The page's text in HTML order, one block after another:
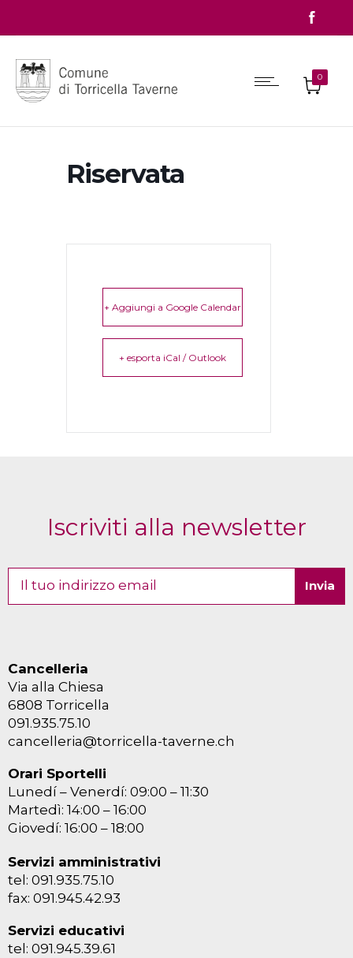
0
Riservata
+ Aggiungi a Google Calendar
+ esporta iCal / Outlook
Iscriviti alla newsletter
Cancelleria
Via alla Chiesa
6808 Torricella
091.935.75.10
cancelleria@torricella-taverne.ch
Orari Sportelli
Lunedí – Venerdí: 09:00 – 11:30
Martedì: 14:00 – 16:00
Giovedí: 16:00 – 18:00
Servizi amministrativi
tel: 091.935.75.10
fax: 091.945.42.93
Servizi educativi
tel: 091.945.39.61